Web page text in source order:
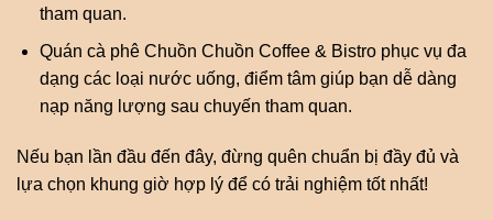
tham quan.
Quán cà phê Chuồn Chuồn Coffee & Bistro phục vụ đa
dạng các loại nước uống, điểm tâm giúp bạn dễ dàng
nạp năng lượng sau chuyến tham quan.
Nếu bạn lần đầu đến đây, đừng quên chuẩn bị đầy đủ và
lựa chọn khung giờ hợp lý để có trải nghiệm tốt nhất!